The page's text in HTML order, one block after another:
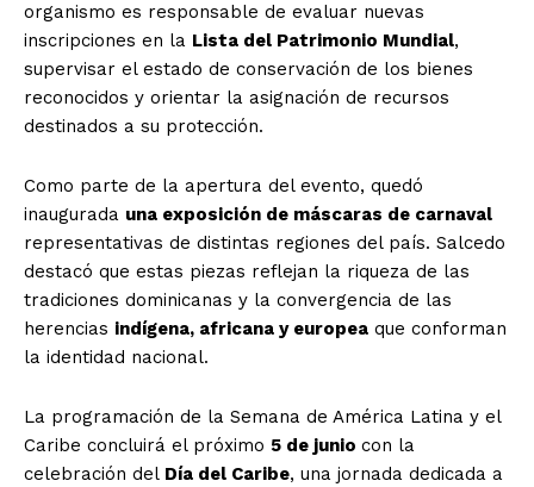
organismo es responsable de evaluar nuevas
inscripciones en la Lista del Patrimonio Mundial,
supervisar el estado de conservación de los bienes
reconocidos y orientar la asignación de recursos
destinados a su protección.
Como parte de la apertura del evento, quedó
inaugurada una exposición de máscaras de carnaval
representativas de distintas regiones del país. Salcedo
destacó que estas piezas reflejan la riqueza de las
tradiciones dominicanas y la convergencia de las
herencias indígena, africana y europea que conforman
la identidad nacional.
La programación de la Semana de América Latina y el
Caribe concluirá el próximo 5 de junio con la
celebración del Día del Caribe, una jornada dedicada a